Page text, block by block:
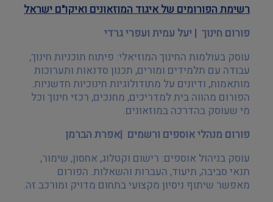
רשימת הפורומים של איגוד המוזאונים ואיקו"ם ישראל
פורום חינוך| יעל עמית ועפרי גרדי
עוסק בעולמות החינוך המוזיאלי: פיתוח תוכניות חינוך,
עבודה עם תלמידים ומורים, תכנון סדנאות ותערוכות
מותאמות, ודיונים על מתודולוגיות חינוכיות חדשניות.
הפורום מהווה בית למדריכים, מחנכים, רכזי חינוך וכל
מי שעוסק בהדרכה במוזאונים.
פורום מנהלי אוספים ורשמים |אפרת הברמן
עוסק בניהול אוספים: רישום וקטלוג, אחסון, שימור,
תנאי סביבה, תיעוד, העברות והשאלות. הפורום
מאפשר שיתוף ניסיון מקצועי בתחום מדויק ומורכב זה.